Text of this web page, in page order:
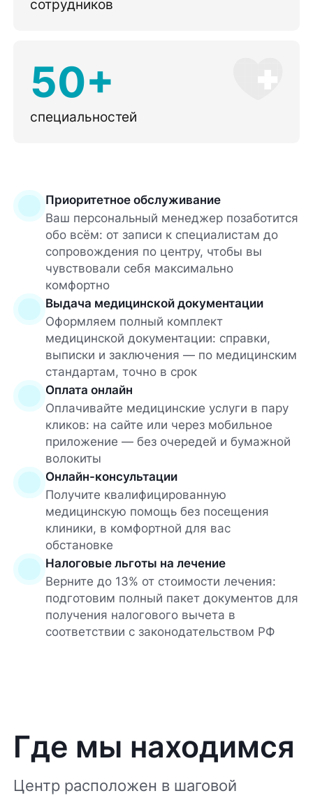
сотрудников
50+
специальностей
Приоритетное обслуживание
Ваш персональный менеджер позаботится
обо всём: от записи к специалистам до
сопровождения по центру, чтобы вы
чувствовали себя максимально
комфортно
Выдача медицинской документации
Оформляем полный комплект
медицинской документации: справки,
выписки и заключения — по медицинским
стандартам, точно в срок
Оплата онлайн
Оплачивайте медицинские услуги в пару
кликов: на сайте или через мобильное
приложение — без очередей и бумажной
волокиты
Онлайн-консультации
Получите квалифицированную
медицинскую помощь без посещения
клиники, в комфортной для вас
обстановке
Налоговые льготы на лечение
Верните до 13% от стоимости лечения:
подготовим полный пакет документов для
получения налогового вычета в
соответствии с законодательством РФ
Где мы находимся
Центр расположен в шаговой